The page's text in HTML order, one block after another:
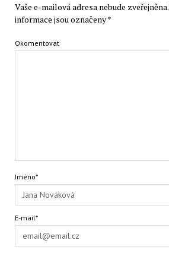
Vaše e-mailová adresa nebude zveřejněna.
informace jsou označeny*
Okomentovat
Jméno*
E-mail*